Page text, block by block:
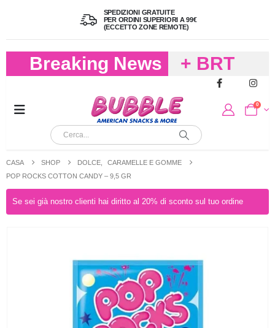
SPEDIZIONI GRATUITE
PER ORDINI SUPERIORI A 99€
(ECCETTO ZONE REMOTE)
Breaking News
+ BRT
FREDDO
PER
(FINO A 4,9
KG) –
CONSEGNA
0
CASA SHOP DOLCE
CARAMELLE E GOMME
POP ROCKS COTTON CANDY – 9,5 GR
Se sei già nostro clienti hai diritto al 20% di sconto sul tuo ordine